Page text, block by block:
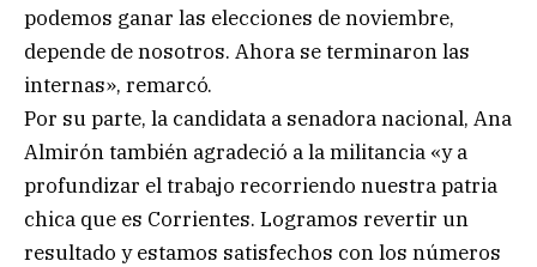
podemos ganar las elecciones de noviembre,
depende de nosotros. Ahora se terminaron las
internas», remarcó.
Por su parte, la candidata a senadora nacional, Ana
Almirón también agradeció a la militancia «y a
profundizar el trabajo recorriendo nuestra patria
chica que es Corrientes. Logramos revertir un
resultado y estamos satisfechos con los números